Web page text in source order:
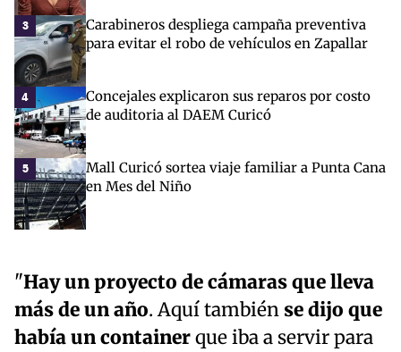
3
Carabineros despliega campaña preventiva
para evitar el robo de vehículos en Zapallar
4
Concejales explicaron sus reparos por costo
de auditoria al DAEM Curicó
5
Mall Curicó sortea viaje familiar a Punta Cana
en Mes del Niño
"Hay un proyecto de cámaras que lleva
más de un año. Aquí también se dijo que
había un containerque iba a servir para